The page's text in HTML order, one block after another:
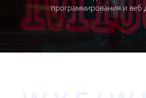
программирования и веб